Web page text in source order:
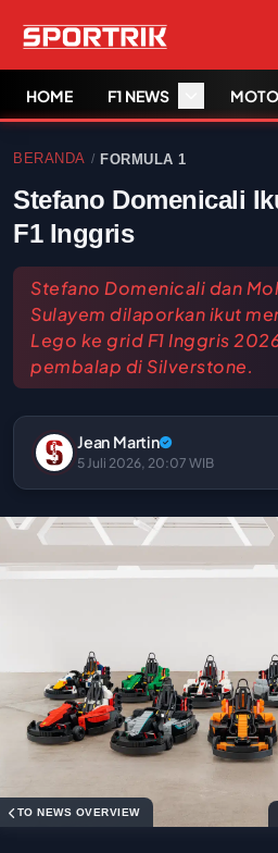
HOME F1 NEWS
BERANDA / FORMULA 1
Stefano Domenicali
F1 Inggris
Stefano Domenicali dan
Sulayem dilaporkan ikut
Lego ke grid F1 Inggris
pembalap di Silverstone.
Jean Martin
5 Juli 2026, 20:07 WIB
TO NEWS OVERVIEW